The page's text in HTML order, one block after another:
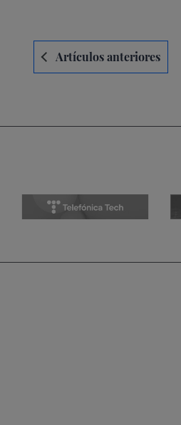
Navegación
entradas
Artículos anteriores